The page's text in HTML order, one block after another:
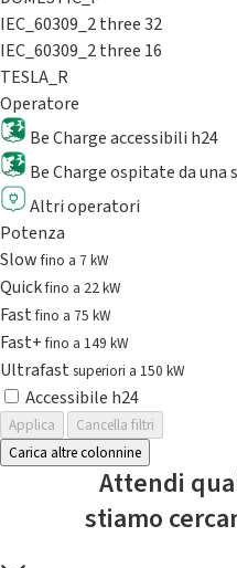
IEC_60309_2 three 32
IEC_60309_2 three 16
TESLA_R
Operatore
Be Charge accessibili h24
Be Charge ospitate da
Altri operatori
Potenza
Slowfino a 7 kW
Quickfino a 22 kW
Fastfino a 75 kW
Fast+fino a 149 kW
Ultrafast superiori a 150 kW
Accessibile h24
Applica
Cancella filtri
Carica altre colonnine
Attendi
stiamo